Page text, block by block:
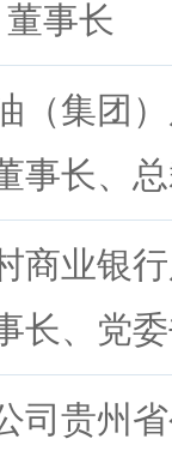
董事长
（集团
事长、
商业银
长、党
司贵州